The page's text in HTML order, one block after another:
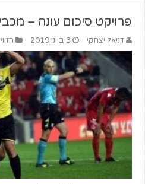
פרויקט סיכום עונה –
דניאל יצחקי 3 ביוני 2019